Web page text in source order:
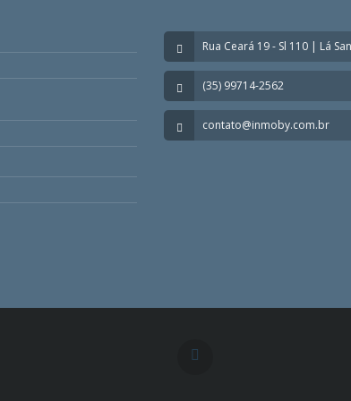
Rua Ceará 19 - Sl 110 | Lá
(35) 99714-2562
contato@inmoby.com.br